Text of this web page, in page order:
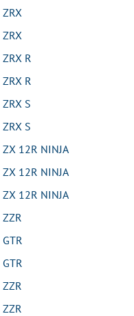
R
R
S
S
12R NINJA
12R NINJA
12R NINJA